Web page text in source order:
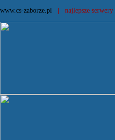
www.cs-zaborze.pl | najlepsze serwery